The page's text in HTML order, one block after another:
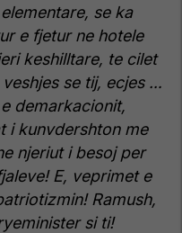
se ka
e fjetur ne hotele
keshilltare, te cilet
se tij, ecjes …
demarkacionit,
i kunvdershton me
njeriut i besoj per
E, veprimet e
Ramush,
si ti!